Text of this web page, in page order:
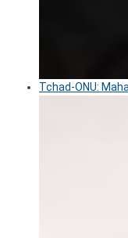
Tchad-ONU: